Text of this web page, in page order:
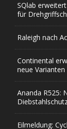
SQlab
für
Raleigh nach
Continental
neue Varianten
Ananda R525:
Eilmeldung: